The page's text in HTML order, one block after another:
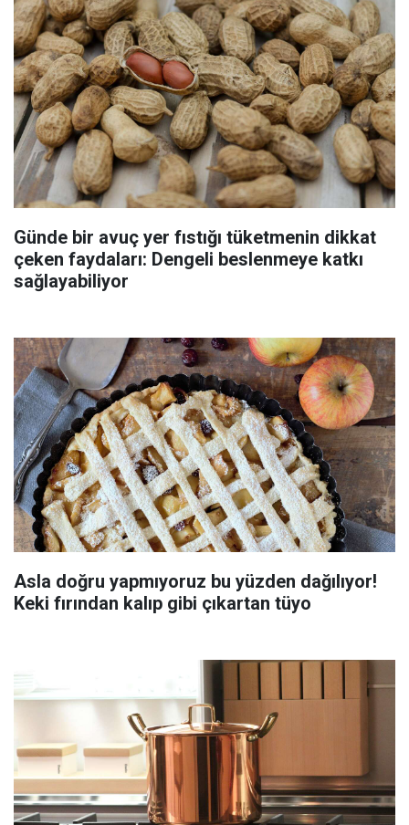
Günde bir avuç yer fıstığı tüketmenin dikkat
çeken faydaları: Dengeli beslenmeye katkı
sağlayabiliyor
Asla doğru yapmıyoruz bu yüzden dağılıyor!
Keki fırından kalıp gibi çıkartan tüyo